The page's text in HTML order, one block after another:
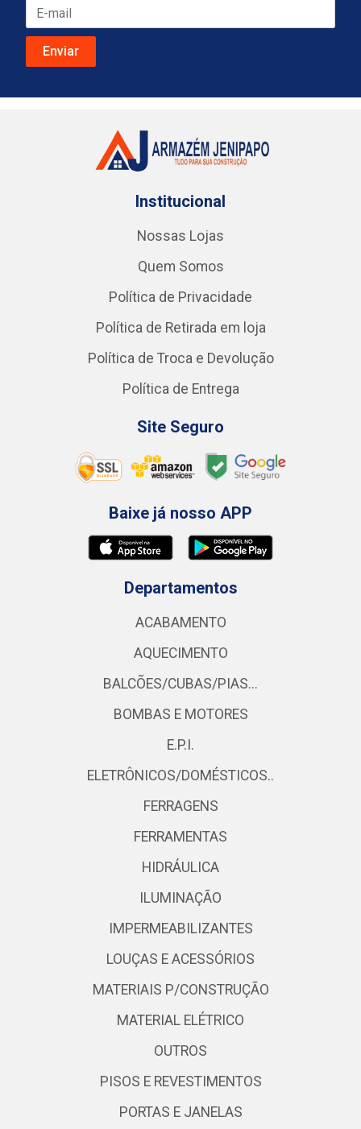
Institucional
Nossas Lojas
Quem Somos
Política de Privacidade
Política de Retirada em loja
Política de Troca e Devolução
Política de Entrega
Site Seguro
Baixe já nosso APP
Departamentos
ACABAMENTO
AQUECIMENTO
BALCÕES/CUBAS/PIAS...
BOMBAS E MOTORES
E.P.I.
ELETRÔNICOS/DOMÉSTICOS..
FERRAGENS
FERRAMENTAS
HIDRÁULICA
ILUMINAÇÃO
IMPERMEABILIZANTES
LOUÇAS E ACESSÓRIOS
MATERIAIS P/CONSTRUÇÃO
MATERIAL ELÉTRICO
OUTROS
PISOS E REVESTIMENTOS
PORTAS E JANELAS